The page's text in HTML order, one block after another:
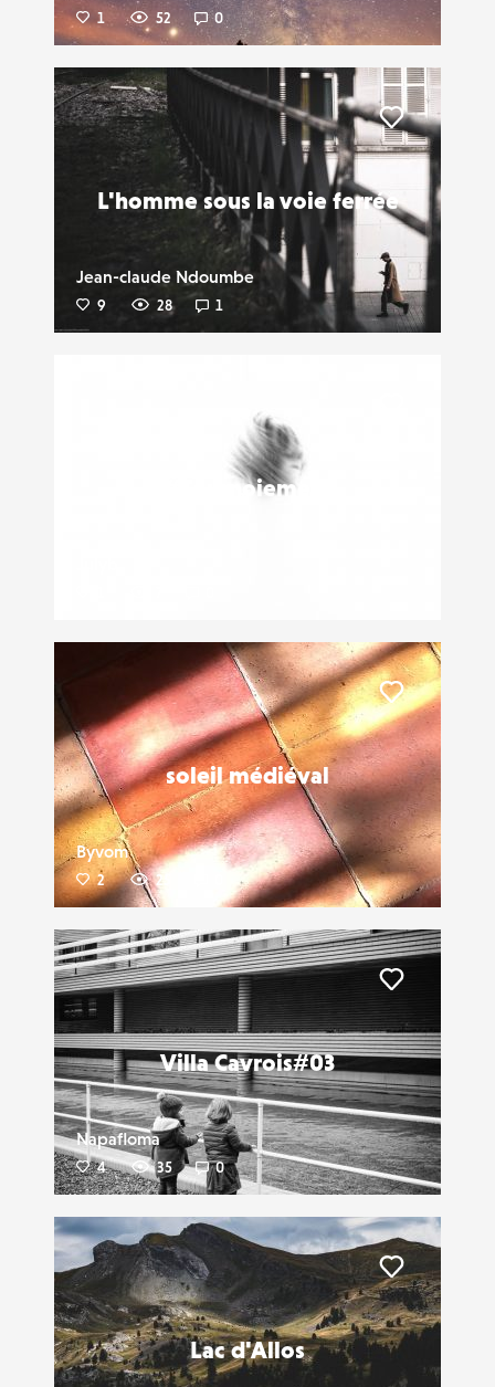
1 52 0
L'homme sous la voie ferrée
Jean-claude Ndoumbe
9 28 1
Liker
#Tournoiement
soleil médiéval
Byvom
2 25
Liker
Villa Cavrois#03
Napafloma
4 35 0
Lac d'Allos
Liker